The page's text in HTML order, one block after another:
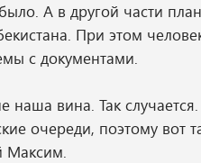
А в другой части
При этом
с документами.
вина. Так
очереди, поэтому вот
Максим.